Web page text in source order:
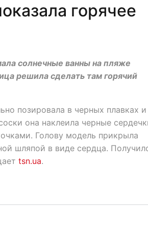
горячее
солнечные ванны на пляже
решила сделать там горячий
позировала в черных плавках и
она наклеила черные
Голову модель прикрыла
шляпой в виде сердца.
tsn.ua.